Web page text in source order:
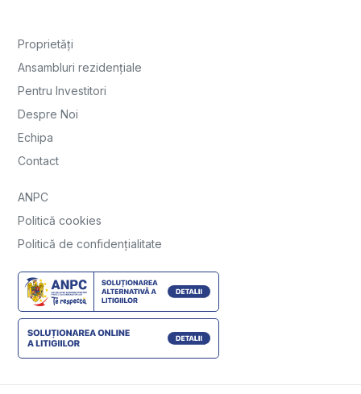
Proprietăți
Ansambluri rezidențiale
Pentru Investitori
Despre Noi
Echipa
Contact
ANPC
Politică cookies
Politică de confidențialitate